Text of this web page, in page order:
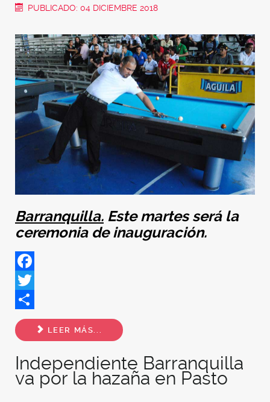
PUBLICADO: 04 DICIEMBRE 2018
Barranquilla. Este martes será la
ceremonia de inauguración.
Facebook
Twitter
Share
LEER MÁS...
Independiente Barranquilla
va por la hazaña en Pasto